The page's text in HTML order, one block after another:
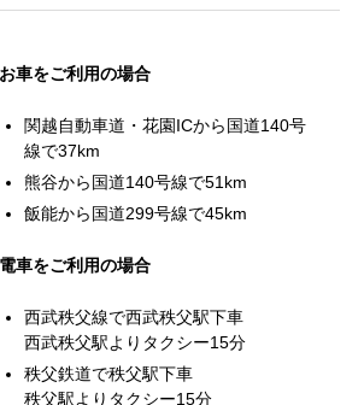
お車をご利用の場合
関越自動車道・花園ICから国道140号
線で37km
熊谷から国道140号線で51km
飯能から国道299号線で45km
電車をご利用の場合
西武秩父線で西武秩父駅下車
西武秩父駅よりタクシー15分
秩父鉄道で秩父駅下車
秩父駅よりタクシー15分